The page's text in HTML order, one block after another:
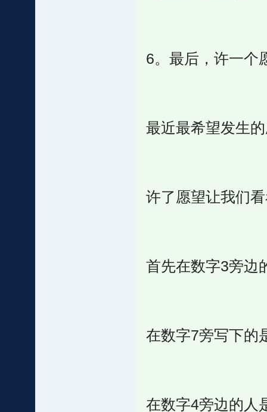
6。最后，许一个
最近最希望发生
许了愿望让我们
首先在数字3旁边
在数字7旁写下的
在数字4旁边的人